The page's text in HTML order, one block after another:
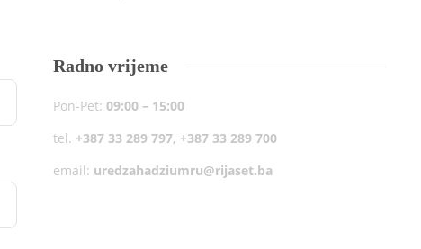
Radno vrijeme
Pon-Pet: 09:00 – 15:00
tel. +387 33 289 797, +387 33 289 700
email: uredzahadziumru@rijaset.ba